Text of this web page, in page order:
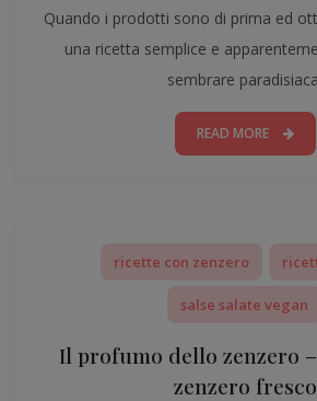
Quando i prodotti sono di prima ed
una ricetta semplice e
sembrare
READ MORE
ricette con zenzero
salse salate vegan
Il profumo dello zenzero
zenzero fresco